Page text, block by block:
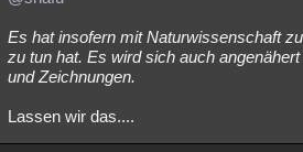
Es hat insofern mit Naturwissenschaft
zu tun hat. Es wird sich auch
und Zeichnungen.
Lassen wir das....